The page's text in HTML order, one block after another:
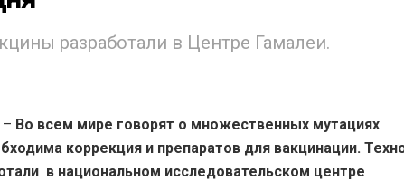
разработали в Центре Гамалеи.
Во всем мире говорят о множественных мутациях
коррекция и препаратов для вакцинации.
в национальном исследовательском центре